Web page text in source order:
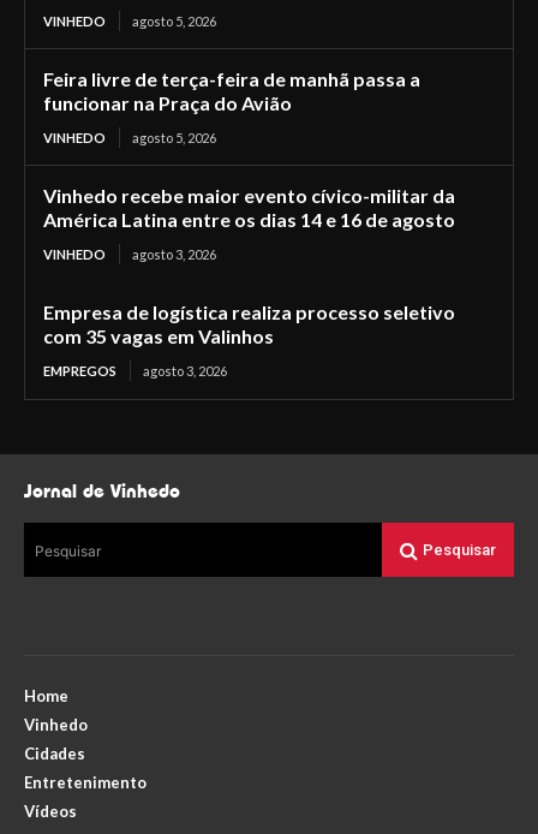
VINHEDO agosto 5, 2026
Feira livre de terça-feira de manhã passa a
funcionar na Praça do Avião
VINHEDO agosto 5, 2026
Vinhedo recebe maior evento cívico-militar da
América Latina entre os dias 14 e 16 de agosto
VINHEDO agosto 3, 2026
Empresa de logística realiza processo seletivo
com 35 vagas em Valinhos
EMPREGOS agosto 3, 2026
Jornal de Vinhedo
Pesquisar Pesquisar
Home
Vinhedo
Cidades
Entretenimento
Vídeos